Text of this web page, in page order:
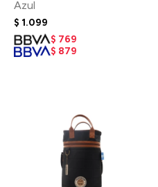
Azul
$ 1.099
$ 769
$ 879